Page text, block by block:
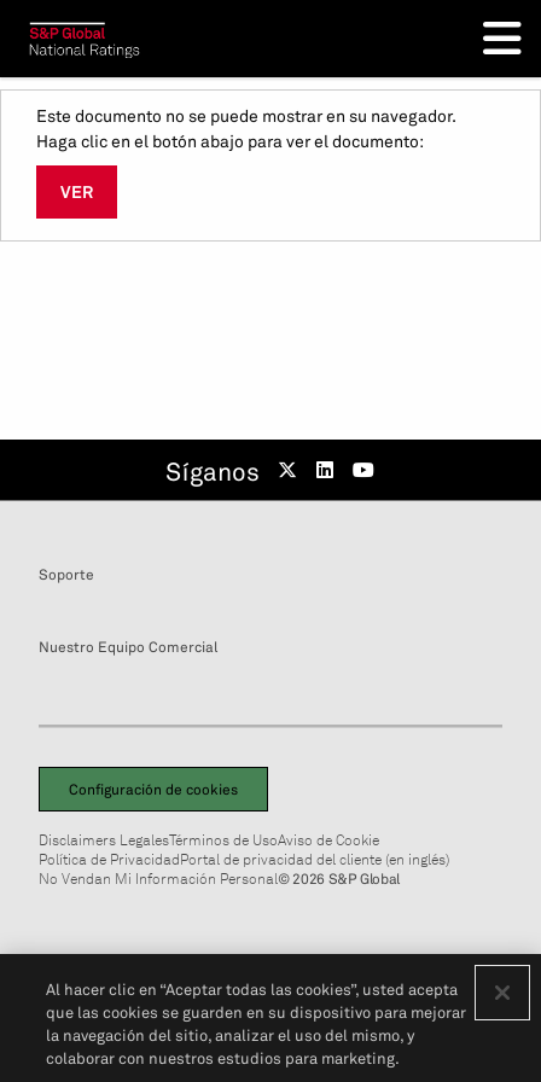
Este documento no se puede mostrar en su navegador.
Haga clic en el botón abajo para ver el documento:
VER
Síganos
Soporte
Nuestro Equipo Comercial
Configuración de cookies
Disclaimers LegalesTérminos de UsoAviso de Cookie
Política de PrivacidadPortal de privacidad del cliente (en inglés)
No Vendan Mi Información Personal© 2026 S&P Global
Al hacer clic en “Aceptar todas las cookies”, usted acepta
que las cookies se guarden en su dispositivo para mejorar
la navegación del sitio, analizar el uso del mismo, y
colaborar con nuestros estudios para marketing.